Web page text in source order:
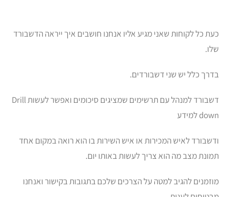
כעת כל לקוחות שאני מגיע אליו אנחנו חושבים איך ייראה הדשבורד
שלו.
בדרך כלל יש שני דשבורדים.
דשבורד למנהל עם תרשימים שמציגים סיכומים ואפשר לעשות Drill
down למידע
ודשבורד לאיש המכירות או איש השירות בו הוא רואה במקום אחד
תמונת מצב מה הוא צריך לעשות באותו יום.
מוזמנים להגיב למטה על הצרכים שלכם בתגובות בקישור ואנחנו